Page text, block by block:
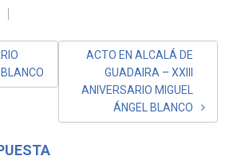
ACTO EN ALCALÁ DE
GUADAIRA – XXIII
ANIVERSARIO MIGUEL
ÁNGEL BLANCO